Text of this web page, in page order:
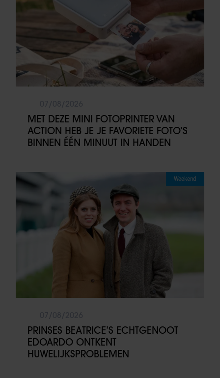
MET DEZE MINI FOTOPRINTER VAN
ACTION HEB JE JE FAVORIETE FOTO’S
BINNEN ÉÉN MINUUT IN HANDEN
Weekend
PRINSES BEATRICE’S ECHTGENOOT
EDOARDO ONTKENT
HUWELIJKSPROBLEMEN